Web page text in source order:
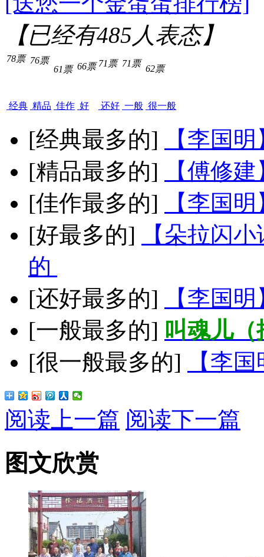
【已经有485人表态】
78票
经典
76票
精品
61票
佳作
66票
好
71票
还好
71票
一般
62票
很一般
[经典最多的]
【李国
[精品最多的]
【傅修
[佳作最多的]
【李国
[好最多的]
【朵拉闪
的
[还好最多的]
【李国
[一般最多的] 叫魂儿
[很一般最多的]
【李
阅读上一篇 阅读下一篇
图文欣赏